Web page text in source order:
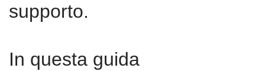
supporto.
In questa guida